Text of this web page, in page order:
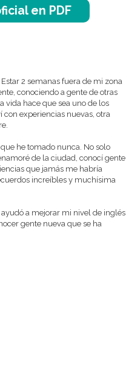
en PDF
2 semanas fuera de mi zona
conociendo a gente de otras
vida hace que sea uno de los
con experiencias nuevas, otra
he tomado nunca. No solo
de la ciudad, conocí gente
que jamás me habría
increíbles y muchísima
a mejorar mi nivel de inglés
gente nueva que se ha